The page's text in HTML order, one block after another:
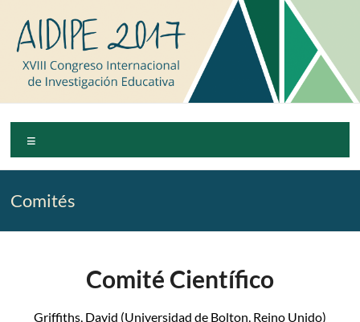
contenido
AIDIPE
2017
Congreso
Internacional
Comités
Comité Científico
Griffiths, David (Universidad de Bolton, Reino Unido)